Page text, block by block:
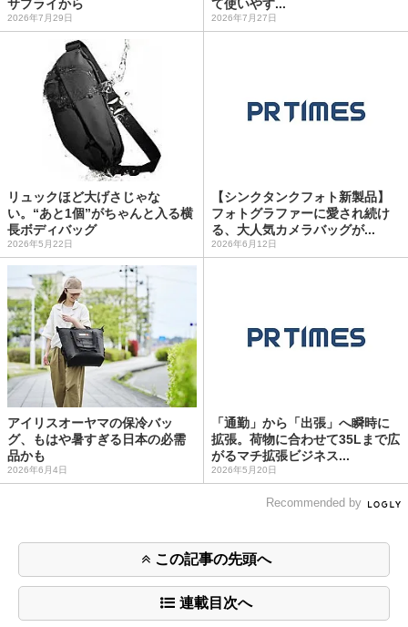
サプライから
2026年7月29日
て使いやす...
2026年7月27日
リュックほど大げさじゃな
い。“あと1個”がちゃんと入る横
長ボディバッグ
2026年5月22日
【シンクタンクフォト新製品】
フォトグラファーに愛され続け
る、大人気カメラバッグが...
2026年6月12日
アイリスオーヤマの保冷バッ
グ、もはや暑すぎる日本の必需
品かも
2026年6月4日
「通勤」から「出張」へ瞬時に
拡張。荷物に合わせて35Lまで広
がるマチ拡張ビジネス...
2026年5月20日
Recommended by
この記事の先頭へ
連載目次へ